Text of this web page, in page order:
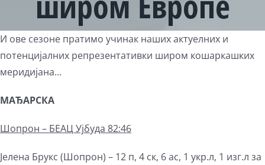
View
Larger
Image
И ове сезоне пратимо учинак наших актуелних и
потенцијалних репрезентативки широм кошаркашких
меридијана…
МАЂАРСКА
Шопрон – БЕАЦ Ујбуда 82:46
Јелена Брукс (Шопрон) – 12 п, 4 ск, 6 ас, 1 укр.л, 1 изг.л за